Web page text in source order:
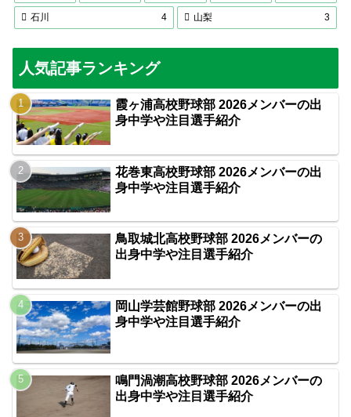
石川 4 山梨 3
人気記事ランキング
霞ヶ浦高校野球部 2026メンバーの出
身中学や注目選手紹介
花巻東高校野球部 2026メンバーの出
身中学や注目選手紹介
鳥取城北高校野球部 2026メンバーの
出身中学や注目選手紹介
岡山学芸館野球部 2026メンバーの出
身中学や注目選手紹介
鳴門渦潮高校野球部 2026メンバーの
出身中学や注目選手紹介